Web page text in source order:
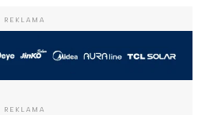
REKLAMA
REKLAMA